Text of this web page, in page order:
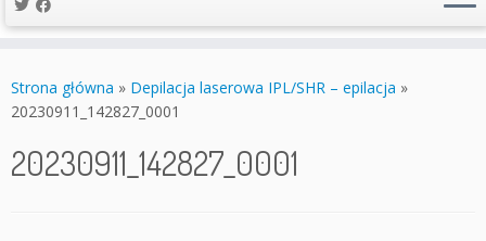
do
treści
Strona główna » Depilacja laserowa IPL/SHR – epilacja »
20230911_142827_0001
20230911_142827_0001